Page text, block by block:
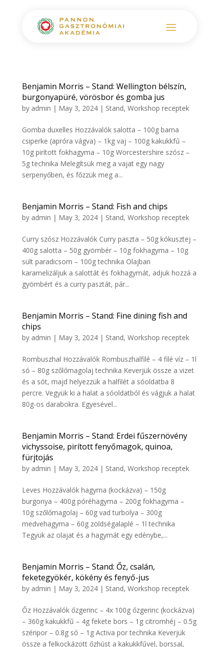
Benjamin Morris – Stand: Wellington bélszín,
burgonyapüré, vörösbor és gomba jus
by admin | May 3, 2024| Stand, Workshop receptek
Gomba duxelles Hozzávalók salotta – 100g barna
csiperke (apróra vágva) – 1kg vaj – 100g kakukkfű –
10g pirított fokhagyma – 10g Worcestershire szósz –
5g technika Melegítsük meg a vajat egy nagy
serpenyőben, és főzzük meg a...
Benjamin Morris – Stand: Fish and chips
by admin | May 3, 2024| Stand, Workshop receptek
Curry szósz Hozzávalók Curry paszta – 50g kókusztej –
400g salotta – 50g gyömbér – 10g fokhagyma – 10g
sült paradicsom – 100g technika Olajban
karamelizáljuk a salottát és fokhagymát, adjuk hozzá a
gyömbért és a curry pasztát, pár...
Benjamin Morris – Stand: Fine dining fish and
chips
by admin | May 3, 2024| Stand, Workshop receptek
Rombuszhal Hozzávalók Rombuszhalfilé – 4 filé víz – 1l
só – 80g szőlőmagolaj technika Keverjük össze a vizet
és a sót, majd helyezzük a halfilét a sóoldatba 8
percre. Vegyük ki a halat a sóoldatból és vágjuk a halat
80g-os darabokra. Egyesével...
Benjamin Morris – Stand: Erdei fűszernövény
vichyssoise, pirított fenyőmagok, quinoa,
fürjtojás
by admin | May 3, 2024| Stand, Workshop receptek
Leves Hozzávalók hagyma (kockázva) – 150g
burgonya – 400g póréhagyma – 200g fokhagyma –
10g szőlőmagolaj – 60g vad turbolya – 300g
medvehagyma – 60g zöldségalaplé – 1l technika
Tegyük az olajat és a hagymát egy edénybe,...
Benjamin Morris – Stand: Őz, csalán,
feketegyökér, kökény és fenyő-jus
by admin | May 3, 2024| Stand, Workshop receptek
Őz Hozzávalók őzgerinc – 4x 100g őzgerinc (kockázva)
– 360g kakukkfű – 4g fekete bors – 1g citromhéj – 0.5g
szénpor – 0.8g só – 1g Activa por technika Keverjük
össze a felkockázott őzhúst a kakukkfűvel, borssal,